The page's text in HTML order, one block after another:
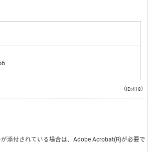
（ID:418）
添付されている場合は、Adobe Acrobat(R)が必要で